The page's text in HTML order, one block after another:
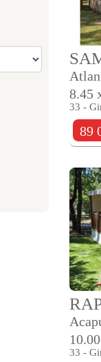
8.45
33 -
89
33 -